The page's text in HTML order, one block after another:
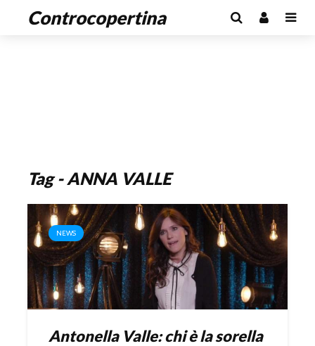
Controcopertina
Tag - ANNA VALLE
NEWS
Antonella Valle: chi è la sorella